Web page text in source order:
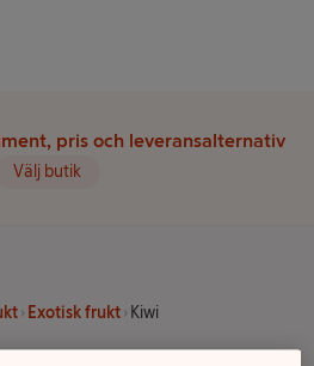
pris och leveransalternativ
Välj butik
Exotisk frukt Kiwi